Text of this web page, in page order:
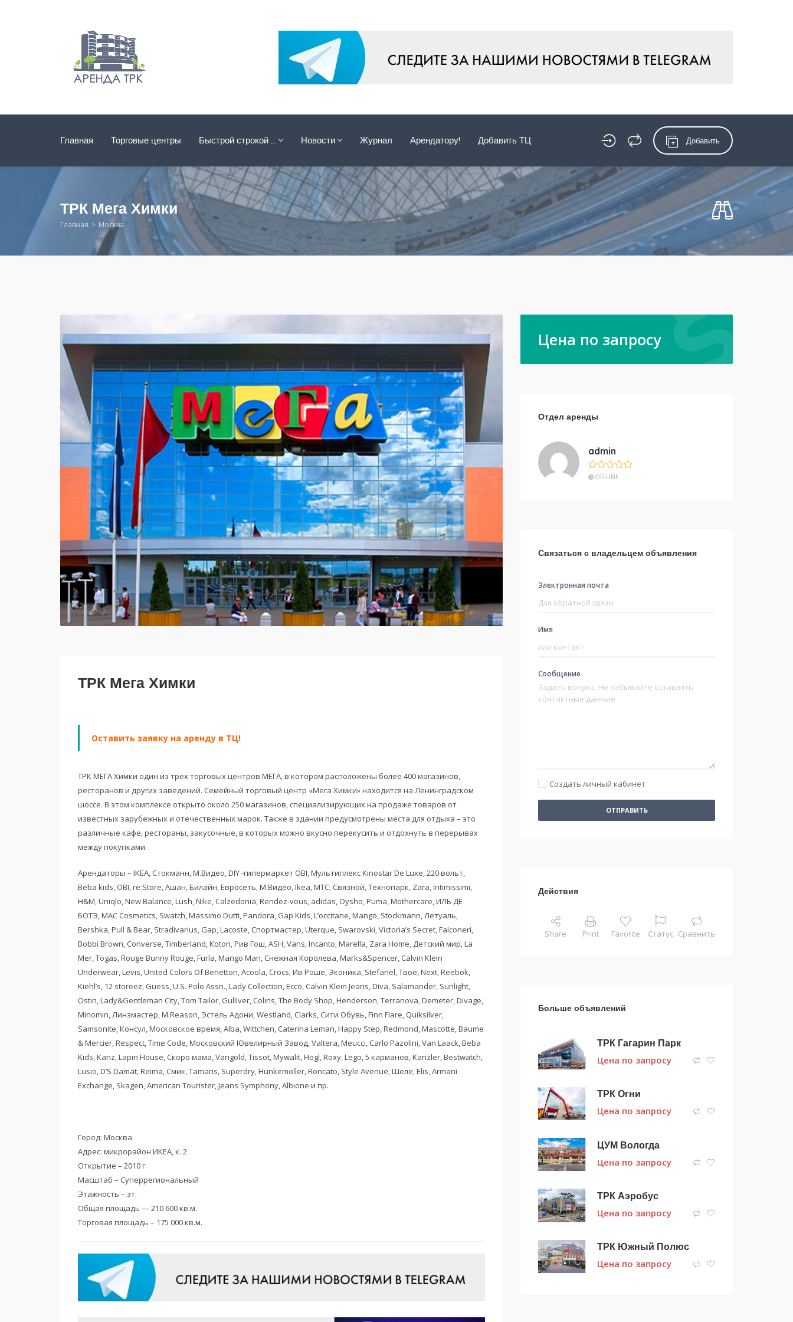
Главная Торговые центры Быстрой строкой … Новости Журнал Арендатору! Добавить ТЦ Добавить
ТРК Мега Химки
Главная Москва
ТРК Мега Химки
Оставить заявку на аренду в ТЦ!
ТРК МЕГА Химки один из трех торговых центров МЕГА, в котором расположены более 400 магазинов,
ресторанов и других заведений. Семейный торговый центр «Мега Химки» находится на Ленинградском
шоссе. В этом комплексе открыто около 250 магазинов, специализирующих на продаже товаров от
известных зарубежных и отечественных марок. Также в здании предусмотрены места для отдыха – это
различные кафе, рестораны, закусочные, в которых можно вкусно перекусить и отдохнуть в перерывах
между покупками.
Арендаторы – IKEA, Стокманн, М.Видео, DIY -гипермаркет OBI, Мультиплекс Kinostar De Luxe, 220 вольт,
Beba kids, OBI, re:Store, Ашан, Билайн, Евросеть, М.Видео, Ikea, МТС, Связной, Технопарк, Zara, Intimissimi,
H&M, Uniqlo, New Balance, Lush, Nike, Calzedonia, Rendez-vous, adidas, Oysho, Puma, Mothercare, ИЛЬ ДЕ
БОТЭ, MAC Cosmetics, Swatch, Massimo Dutti, Pandora, Gap Kids, L’occitane, Mango, Stockmann, Летуаль,
Bershka, Pull & Bear, Stradivarius, Gap, Lacoste, Спортмастер, Uterque, Swarovski, Victoria’s Secret, Falconeri,
Bobbi Brown, Converse, Timberland, Koton, Рив Гош, ASH, Vans, Incanto, Marella, Zara Home, Детский мир, La
Mer, Togas, Rouge Bunny Rouge, Furla, Mango Man, Снежная Королева, Marks&Spencer, Calvin Klein
Underwear, Levis, United Colors Of Benetton, Acoola, Crocs, Ив Роше, Эконика, Stefanel, Твоё, Next, Reebok,
Kiehl’s, 12 storeez, Guess, U.S. Polo Assn., Lady Collection, Ecco, Calvin Klein Jeans, Diva, Salamander, Sunlight,
Ostin, Lady&Gentleman City, Tom Tailor, Gulliver, Colins, The Body Shop, Henderson, Terranova, Demeter, Divage,
Minomin, Линзмастер, M.Reason, Эстель Адони, Westland, Clarks, Сити Обувь, Finn Flare, Quiksilver,
Samsonite, Консул, Московское время, Alba, Wittchen, Caterina Leman, Happy Step, Redmond, Mascotte, Baume
& Mercier, Respect, Time Code, Московский Ювелирный Завод, Valtera, Meucci, Carlo Pazolini, Van Laack, Beba
Kids, Kanz, Lapin House, Скоро мама, Vangold, Tissot, Mywalit, Hogl, Roxy, Lego, 5 карманов, Kanzler, Bestwatch,
Lusio, D’S Damat, Reima, Смик, Tamaris, Superdry, Hunkemoller, Roncato, Style Avenue, Шеле, Elis, Armani
Exchange, Skagen, American Tourister, Jeans Symphony, Albione и пр.
Город: Москва
Адрес: микрорайон ИКЕА, к. 2
Открытие – 2010 г.
Масштаб – Суперрегиональный
Этажность – эт.
Общая площадь — 210 600 кв.м.
Торговая площадь – 175 000 кв.м.
Цена по запросу
Отдел аренды
admin
OFFLINE
Связаться с владельцем объявления
Электронная почта
Имя
Сообщение
Создать личный кабинет
ОТПРАВИТЬ
Действия
Share Print Favorite Статус Сравнить
Больше объявлений
ТРК Гагарин Парк
Цена по запросу
ТРК Огни
Цена по запросу
ЦУМ Вологда
Цена по запросу
ТРК Аэробус
Цена по запросу
ТРК Южный Полюс
Цена по запросу